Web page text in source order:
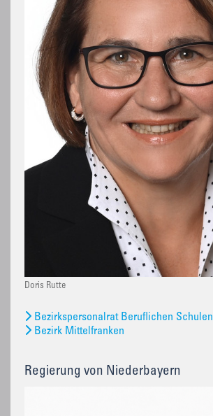
Doris Rutte
Bezirkspersonalrat Beruflichen Schulen
Bezirk Mittelfranken
Regierung von Niederbayern